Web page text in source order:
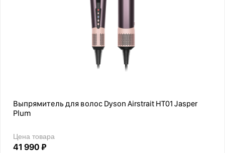
Выпрямитель для волос Dyson Airstrait HT01 Jasper
Plum
Цена товара
41 990 ₽